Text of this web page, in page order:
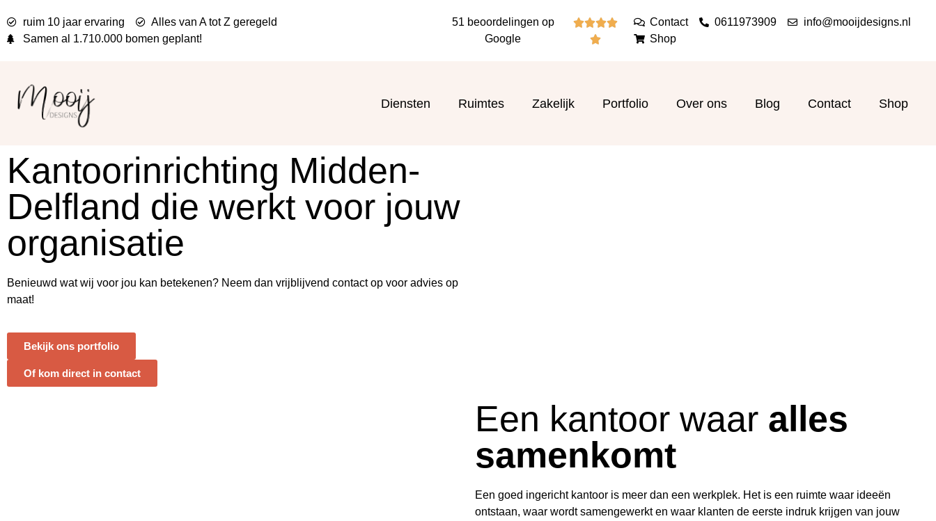
ruim 10 jaar ervaring
Alles van A tot Z geregeld
Samen al 1.710.000 bomen geplant!
51 beoordelingen op
Google


Contact 0611973909
info@mooijdesigns.nl
Shop
Diensten Ruimtes Zakelijk Portfolio Over ons Blog Contact Shop
Kantoorinrichting Midden-
Delfland die werkt voor jouw
organisatie
Benieuwd wat wij voor jou kan betekenen? Neem dan vrijblijvend contact op voor advies op
maat!
Bekijk ons portfolio
Of kom direct in contact
Een kantoor waar alles
samenkomt
Een goed ingericht kantoor is meer dan een werkplek. Het is een ruimte waar ideeën
ontstaan, waar wordt samengewerkt en waar klanten de eerste indruk krijgen van jouw